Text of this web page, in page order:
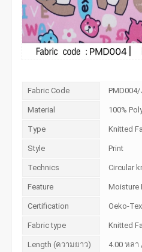
Fabric Code PMD004/
Material 100%
Type Knitted
Style Print
Technics Circular
Feature Moisture
Certification Oeko-
Fabric type Knitted
Length (ความยาว) 4.00 หลา